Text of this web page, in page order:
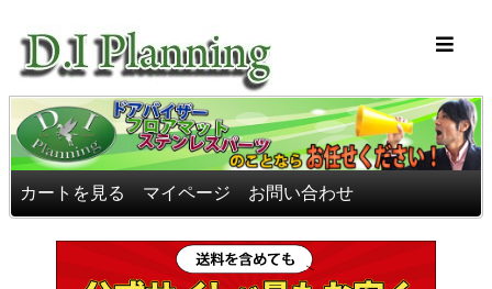
カートを見る マイページ お問い合わせ